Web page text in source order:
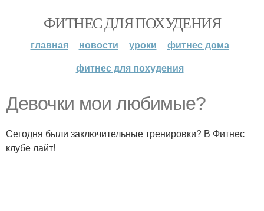
ФИТНЕС ДЛЯ ПОХУДЕНИЯ
главная новости уроки
фитнес дома
фитнес для похудения
Девочки мои любимые?
Сегодня были заключительные тренировки? В Фитнес
клубе лайт!